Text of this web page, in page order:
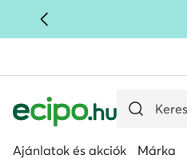
UGRÁS A FŐ TARTALOMRA
Ajánlatok és akciók Márka